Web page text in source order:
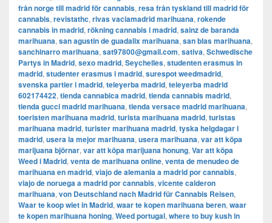
från norge till madrid för cannabis, resa från tyskland till madrid för
cannabis, revistathc, rivas vaciamadrid marihuana, rokende
cannabis in madrid, rökning cannabis i madrid, sainz de baranda
marihuana, san agustin de guadalix marihuana, san blas marihuana,
sanchinarro marihuana, sat97800@gmail.com, sativa, Schwedische
Partys in Madrid, sexo madrid, Seychelles, studenten erasmus in
madrid, studenter erasmus i madrid, surespot weedmadrid,
svenska partier i madrid, teleyerba madrid, teleyerba madrid
602174422, tienda cannabica madrid, tienda cannabis madrid,
tienda gucci madrid marihuana, tienda versace madrid marihuana,
toeristen marihuana madrid, turista marihuana madrid, turistas
marihuana madrid, turister marihuana madrid, tyska helgdagar i
madrid, usera la mejor marihuana, usera marihuana, var att köpa
marijuana björnar, var att köpa marijuana honung, Var att köpa
Weed i Madrid, venta de marihuana online, venta de menudeo de
marihuana en madrid, viajo de alemania a madrid por cannabis,
viajo de noruega a madrid por cannabis, vicente calderon
marihuana, von Deutschland nach Madrid für Cannabis Reisen,
Waar te koop wiet in Madrid, waar te kopen marihuana beren, waar
te kopen marihuana honing, Weed portugal, where to buy kush in